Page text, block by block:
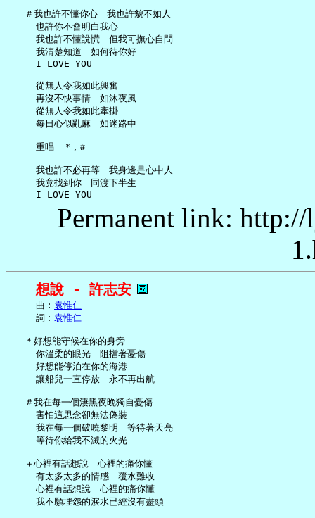
   ＃我也許不懂你心　我也許貌不如人
     也許你不會明白我心
     我也許不懂說慌　但我可撫心自問
     我清楚知道　如何待你好
     I LOVE YOU
     從無人令我如此興奮
     再沒不快事情　如沐夜風
     從無人令我如此牽掛
     每日心似亂麻　如迷路中
     重唱　＊,＃
     我也許不必再等　我身邊是心中人
     我竟找到你　同渡下半生
Permanent link:
想說 - 許志安
     曲︰
袁惟仁
     詞︰
袁惟仁
   ＊好想能守候在你的身旁
     你溫柔的眼光　阻擋著憂傷
     好想能停泊在你的海港
     讓船兒一直停放　永不再出航
   ＃我在每一個淒黑夜晚獨自憂傷
     害怕這思念卻無法偽裝
     我在每一個破曉黎明　等待著天亮
     等待你給我不滅的火光
   ＋心裡有話想說　心裡的痛你懂
     有太多太多的情感　覆水難收
     心裡有話想說　心裡的痛你懂
     我不願埋怨的淚水已經沒有盡頭